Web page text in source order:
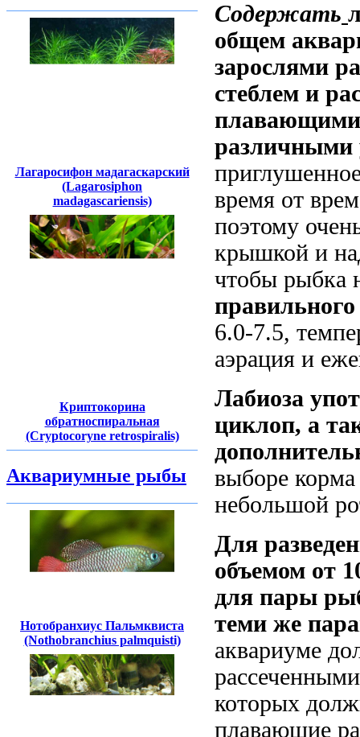
Лагаросифон мадагаскарский
(Lagarosiphon
madagascariensis)
Криптокорина
обратноспиральная
(Cryptocoryne retrospiralis)
Аквариумные рыбы
Нотобранхиус Пальмквиста
(Nothobranchius palmquisti)
Содержать
общем
зарослями
стеблем и
плавающими
время от
поэтому
крышкой и
чтобы рыбка
6.0-7.5,
аэрация и
Лабиоза
циклоп, а
выборе
небольшой
Для
объемом от
для пары
теми же
аквариуме
которых
плавающие